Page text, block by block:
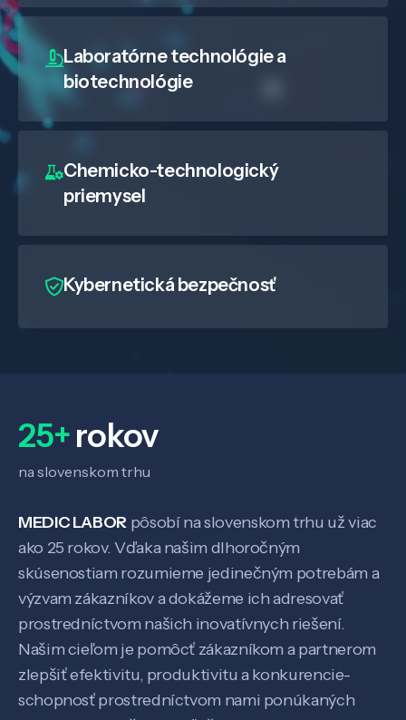
Veda a výskum
Pôsobenie
Laboratórne technológie a
biotechnológie
Chemicko-technologický
priemysel
Kybernetická bezpečnosť
25+rokov
na slovenskom trhu
MEDIC LABOR pôsobí na slovenskom trhu už viac
ako 25 rokov. Vďaka našim dlhoročným
skúsenostiam rozumieme jedinečným potrebám a
výzvam zákazníkov a dokážeme ich adresovať
prostredníctvom našich inovatívnych riešení.
Našim cieľom je pomôcť zákazníkom a partnerom
zlepšiť efektivitu, produktivitu a konkurencie-
schopnosť prostredníctvom nami ponúkaných